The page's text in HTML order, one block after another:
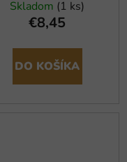
Skladom (1 ks)
€8,45
DO KOŠÍKA